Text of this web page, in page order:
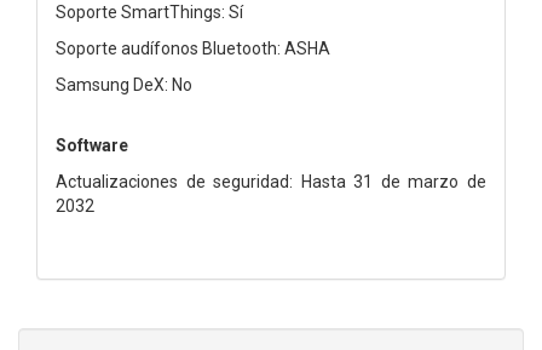
Soporte SmartThings: Sí
Soporte audífonos Bluetooth: ASHA
Samsung DeX: No
Software
Actualizaciones de seguridad: Hasta 31 de marzo de
2032